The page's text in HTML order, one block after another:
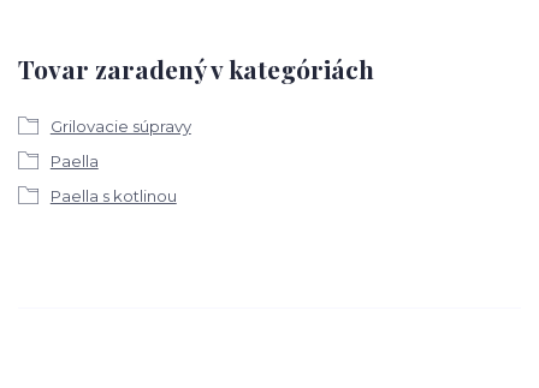
Tovar zaradený v kategóriách
Grilovacie súpravy
Paella
Paella s kotlinou